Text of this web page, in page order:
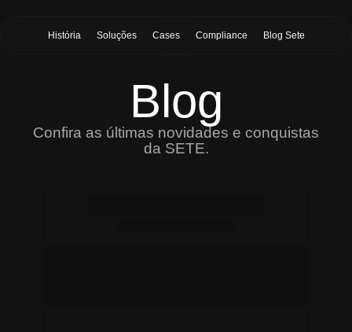
História Soluções Cases Compliance Blog Sete
Blog
Confira as últimas novidades e conquistas
da SETE.